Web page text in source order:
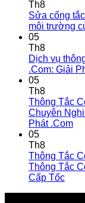
Th8
Sửa cống
môi trường
05
Th8
Dịch vụ
.Com: Giải
05
Th8
Thông Tắc
Chuyên
Phát .Com
05
Th8
Thông Tắc
Thông Tắc
Cấp Tốc